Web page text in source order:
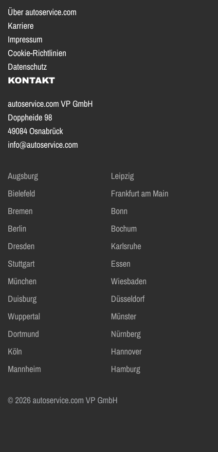
Über autoservice.com
Karriere
Impressum
Cookie-Richtlinien
Datenschutz
KONTAKT
autoservice.com VP GmbH
Doppheide 98
49084 Osnabrück
info@autoservice.com
Augsburg
Leipzig
Bielefeld
Frankfurt am Main
Bremen
Bonn
Berlin
Bochum
Dresden
Karlsruhe
Stuttgart
Essen
München
Wiesbaden
Duisburg
Düsseldorf
Wuppertal
Münster
Dortmund
Nürnberg
Köln
Hannover
Mannheim
Hamburg
© 2026 autoservice.com VP GmbH